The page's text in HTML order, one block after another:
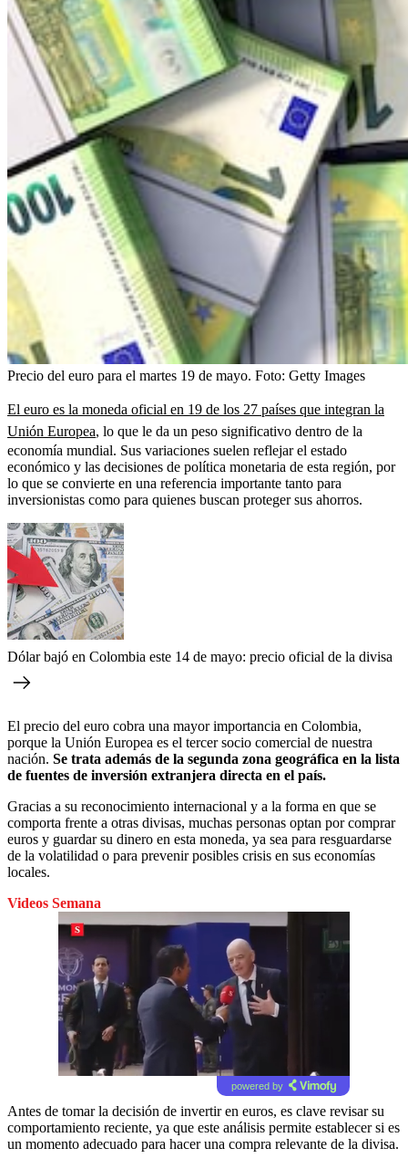
Precio del euro para el martes 19 de mayo. Foto: Getty Images
El euro es la moneda oficial en 19 de los 27 países que integran la
Unión Europea, lo que le da un peso significativo dentro de la
economía mundial. Sus variaciones suelen reflejar el estado
económico y las decisiones de política monetaria de esta región, por
lo que se convierte en una referencia importante tanto para
inversionistas como para quienes buscan proteger sus ahorros.
Dólar bajó en Colombia este 14 de mayo: precio oficial de la divisa
El precio del euro cobra una mayor importancia en Colombia,
porque la Unión Europea es el tercer socio comercial de nuestra
nación. Se trata además de la segunda zona geográfica en la lista
de fuentes de inversión extranjera directa en el país.
Gracias a su reconocimiento internacional y a la forma en que se
comporta frente a otras divisas, muchas personas optan por comprar
euros y guardar su dinero en esta moneda, ya sea para resguardarse
de la volatilidad o para prevenir posibles crisis en sus economías
locales.
Videos Semana
powered by
Antes de tomar la decisión de invertir en euros, es clave revisar su
comportamiento reciente, ya que este análisis permite establecer si es
un momento adecuado para hacer una compra relevante de la divisa.